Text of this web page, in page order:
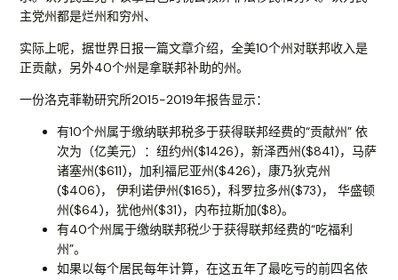
主党州都是烂州和穷州、
实际上呢，据世界日报一篇文章介绍，全美10个州对联邦收入是
正贡献，另外40个州是拿联邦补助的州。
一份洛克菲勒研究所2015-2019年报告显示：
有10个州属于缴纳联邦税多于获得联邦经费的“贡献州” 依
次为（亿美元）：纽约州($1426)，新泽西州($841)，马萨
诸塞州($611)，加利福尼亚州($426)，康乃狄克州
($406)， 伊利诺伊州($165)，科罗拉多州($73)， 华盛顿
州($64)，犹他州($31)，内布拉斯加($8)。
有40个州属于缴纳联邦税少于获得联邦经费的“吃福利
州”。
如果以每个居民每年计算，在这五年了最吃亏的前四名依